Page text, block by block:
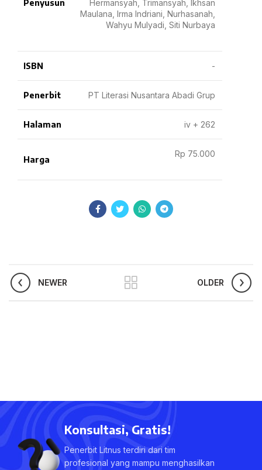
Penyusun
Hermansyah, Trimansyah, Ikhsan
Maulana, Irma Indriani, Nurhasanah,
Wahyu Mulyadi, Siti Nurbaya
ISBN -
Penerbit PT Literasi Nusantara Abadi Grup
Halaman iv + 262
Harga
Rp 75.000
NEWER OLDER
Konsultasi, Gratis!
Penerbit Litnus terdiri dari tim
profesional yang mampu menghasilkan